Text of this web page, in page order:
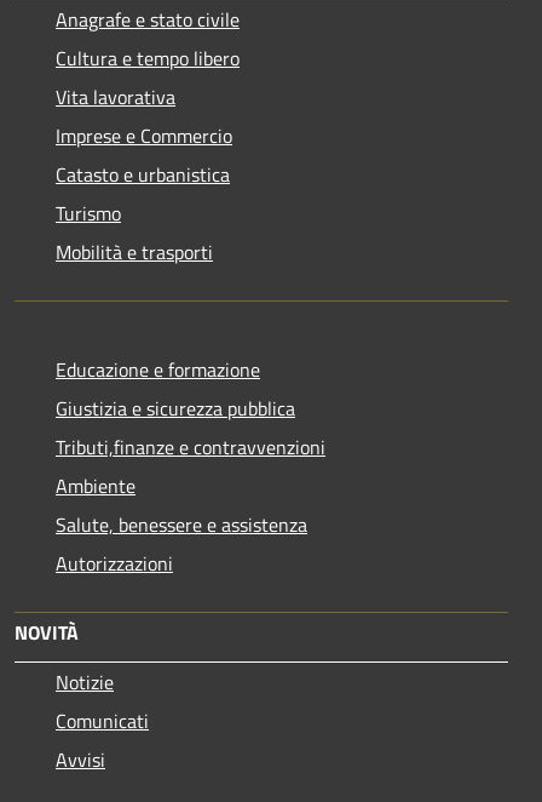
Anagrafe e stato civile
Cultura e tempo libero
Vita lavorativa
Imprese e Commercio
Catasto e urbanistica
Turismo
Mobilità e trasporti
Educazione e formazione
Giustizia e sicurezza pubblica
Tributi,finanze e contravvenzioni
Ambiente
Salute, benessere e assistenza
Autorizzazioni
NOVITÀ
Notizie
Comunicati
Avvisi